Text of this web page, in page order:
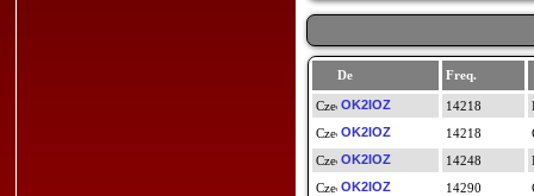
De Freq.
OK2IOZ
14218
OK2IOZ
14218
OK2IOZ
14248
OK2IOZ
14290